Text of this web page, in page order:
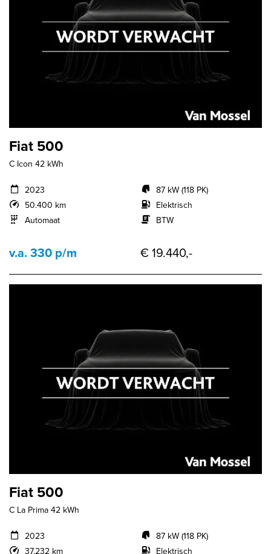
Fiat 500
C Icon 42 kWh
2023
50.400 km
Automaat
87 kW (118 PK)
Elektrisch
BTW
v.a. 330 p/m € 19.440,-
Fiat 500
C La Prima 42 kWh
2023
37.232 km
87 kW (118 PK)
Elektrisch